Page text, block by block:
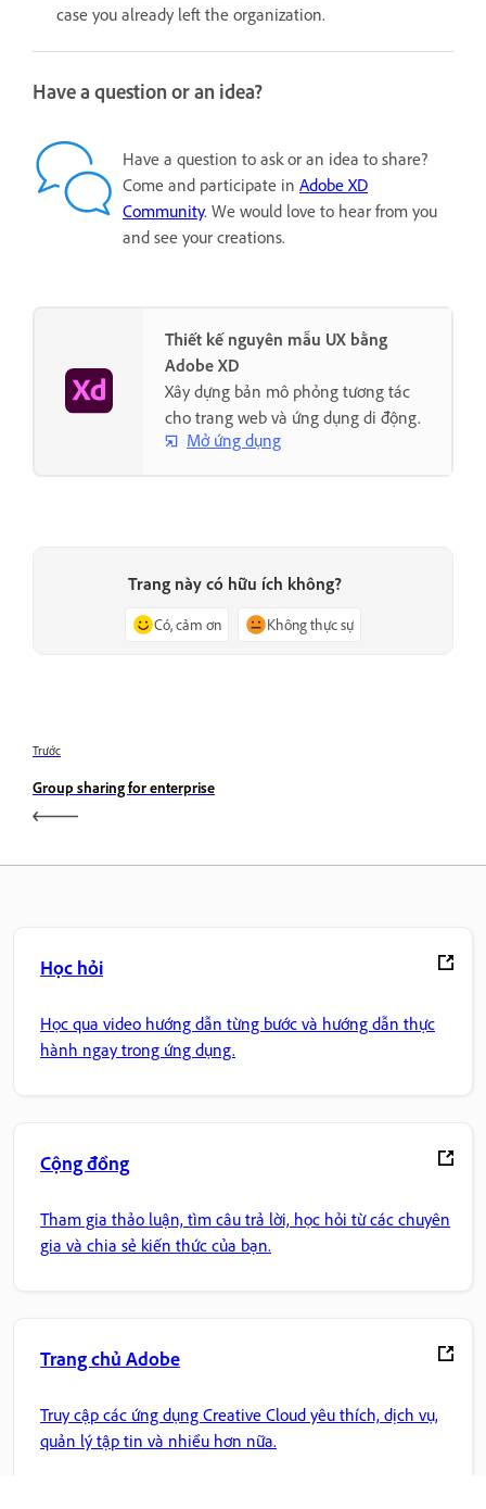
case you already left the organization.
Have a question or an idea?
Have a question to ask or an idea to share?
Come and participate in Adobe XD
Community. We would love to hear from you
and see your creations.
Thiết kế nguyên mẫu UX bằng
Adobe XD
Xây dựng bản mô phỏng tương tác
cho trang web và ứng dụng di động.
Mở ứng dụng
Trang này có hữu ích không?
Có, cảm ơn Không thực sự
Trước
Group sharing for enterprise
Học hỏi
Học qua video hướng dẫn từng bước và hướng dẫn thực
hành ngay trong ứng dụng.
Cộng đồng
Tham gia thảo luận, tìm câu trả lời, học hỏi từ các chuyên
gia và chia sẻ kiến thức của bạn.
Trang chủ Adobe
Truy cập các ứng dụng Creative Cloud yêu thích, dịch vụ,
quản lý tập tin và nhiều hơn nữa.